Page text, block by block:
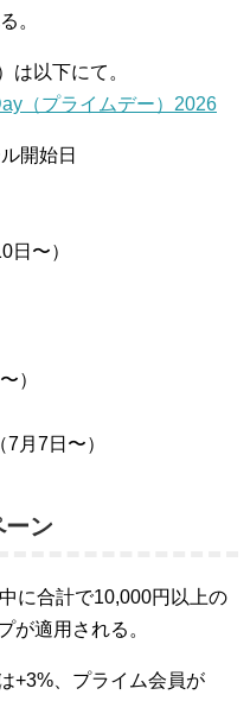
。
は以下にて。
（プライムデー）2026
開始日
日〜）
）
月7日〜）
ン
に合計で10,000円以上の
が適用される。
+3%、プライム会員が